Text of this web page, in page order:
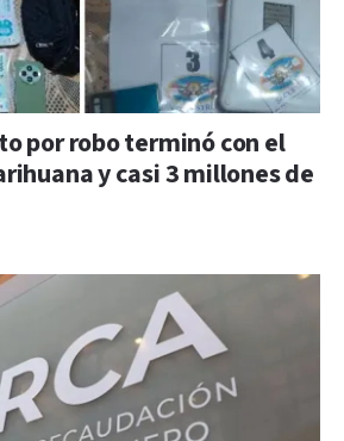
por robo terminó con el
y casi 3 millones de